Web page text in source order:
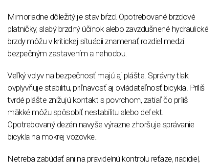
Mimoriadne dôležitý je stav bŕzd. Opotrebované brzdové
platničky, slabý brzdný účinok alebo zavzdušnené hydraulické
brzdy môžu v kritickej situácii znamenať rozdiel medzi
bezpečným zastavením a nehodou.
Veľký vplyv na bezpečnosť majú aj plášte. Správny tlak
ovplyvňuje stabilitu, priľnavosť aj ovládateľnosť bicykla. Príliš
tvrdé plášte znižujú kontakt s povrchom, zatiaľ čo príliš
mäkké môžu spôsobiť nestabilitu alebo defekt.
Opotrebovaný dezén navyše výrazne zhoršuje správanie
bicykla na mokrej vozovke.
Netreba zabúdať ani na pravidelnú kontrolu reťaze, riadidiel,